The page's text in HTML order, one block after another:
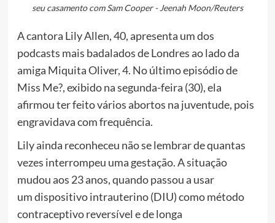
seu casamento com Sam Cooper - Jeenah Moon/Reuters
A cantora Lily Allen, 40, apresenta um dos
podcasts mais badalados de Londres ao lado da
amiga Miquita Oliver, 4. No último episódio de
Miss Me?, exibido na segunda-feira (30), ela
afirmou ter feito vários abortos na juventude, pois
engravidava com frequência.
Lily ainda reconheceu não se lembrar de quantas
vezes interrompeu uma gestação. A situação
mudou aos 23 anos, quando passou a usar
um dispositivo intrauterino (DIU) como método
contraceptivo reversível e de longa